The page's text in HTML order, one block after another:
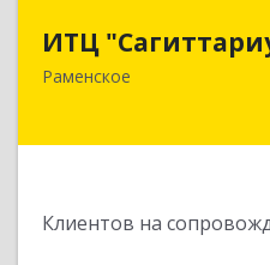
ИТЦ
Раменское
Клиентов на
140103,